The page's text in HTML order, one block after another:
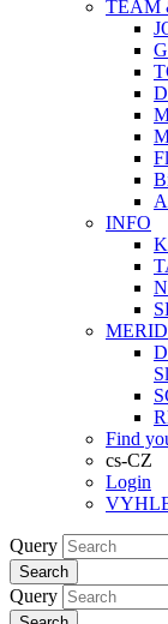
TEAM
INFO
Find
cs-CZ
Login
Query
Search
Query